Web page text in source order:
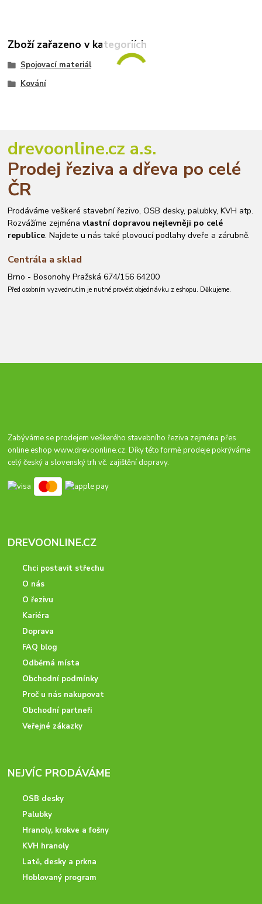
Zboží zařazeno v kategoriích
Spojovací materiál
Kování
drevoonline.cz a.s.
Prodej řeziva a dřeva po celé
ČR
Prodáváme veškeré stavební řezivo, OSB desky, palubky, KVH atp.
Rozvážíme zejménavlastní dopravou nejlevněji po celé
republice. Najdete u nás také plovoucí podlahy dveře a zárubně.
Centrála a sklad
Brno - Bosonohy Pražská 674/156 64200
Před osobním vyzvednutím je nutné provést objednávku z eshopu. Děkujeme.
Zabýváme se prodejem veškerého stavebního řeziva zejména přes
online eshopwww.drevoonline.cz. Díky této formě prodeje pokrýváme
celý český a slovenský trh vč. zajištění dopravy.
DREVOONLINE.CZ
Chci postavit střechu
O nás
O řezivu
Kariéra
Doprava
FAQ blog
Odběrná místa
Obchodní podmínky
Proč u nás nakupovat
Obchodní partneři
Veřejné zákazky
NEJVÍC PRODÁVÁME
OSB desky
Palubky
Hranoly, krokve a fošny
KVH hranoly
Latě, desky a prkna
Hoblovaný program